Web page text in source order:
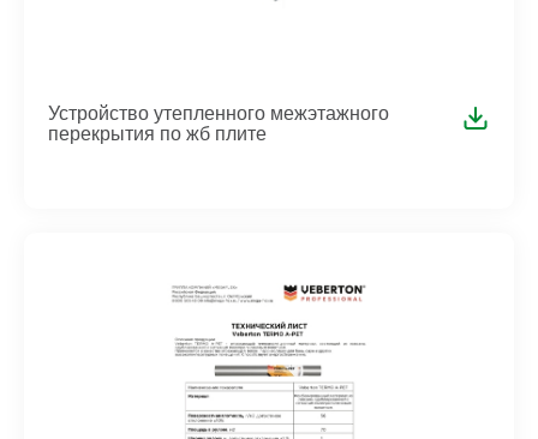
Устройство утепленного межэтажного
перекрытия по жб плите